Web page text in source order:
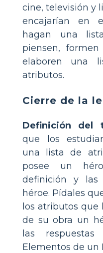
cine, televisión y
encajarían en
hagan una
piensen,
elaboren una
atributos.
Cierre de la
Definición del
que los
una lista de
posee un
definición y las
héroe. Pídales
los atributos
de su obra un
las
Elementos de un